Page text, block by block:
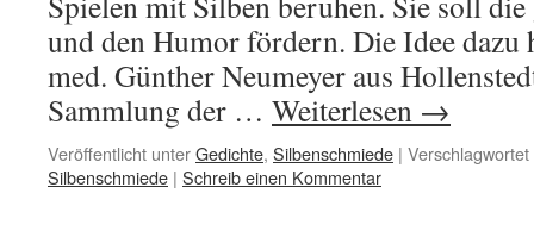
und den Humor fördern. Die Idee dazu
med. Günther Neumeyer aus
Sammlung der … Weiterlesen →
Veröffentlicht unterGedichte, Silbenschmiede | Verschlagwortet
Silbenschmiede | Schreib einen Kommentar